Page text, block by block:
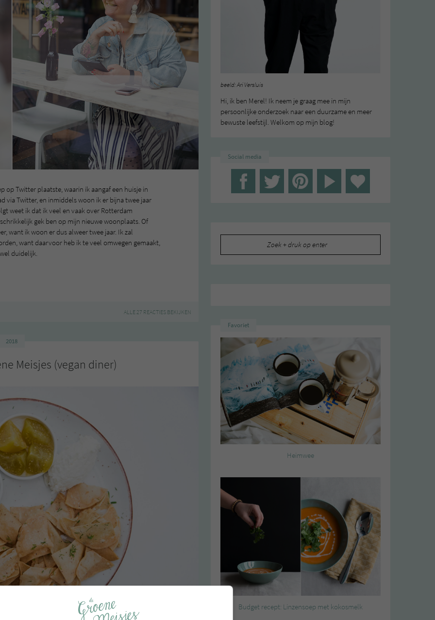
op Twitter plaatste, waarin ik aangaf een huisje in
via Twitter, en inmiddels woon ik er bijna twee jaar
weet ik dat ik veel en vaak over Rotterdam
gek ben op mijn nieuwe woonplaats. Of
want ik woon er dus alweer twee jaar. Ik zal
want daarvoor heb ik te veel omwegen gemaakt,
duidelijk.
ALLE 27 REACTIES BEKIJKEN
2018
Meisjes (vegan diner)
beeld: Ari Versluis
Hi, ik ben Merel! Ik neem je graag mee in mijn
persoonlijke onderzoek naar een duurzame en meer
bewuste leefstijl. Welkom op mijn blog!
Social media
Favoriet
Heimwee
Budget recept: Linzensoep met kokosmelk